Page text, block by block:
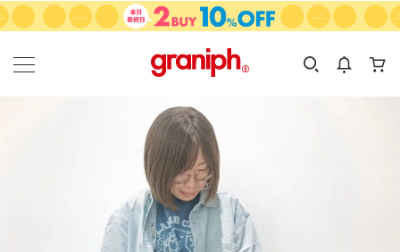
カテゴリーから探す
KIDS
カテゴリ
サイズ